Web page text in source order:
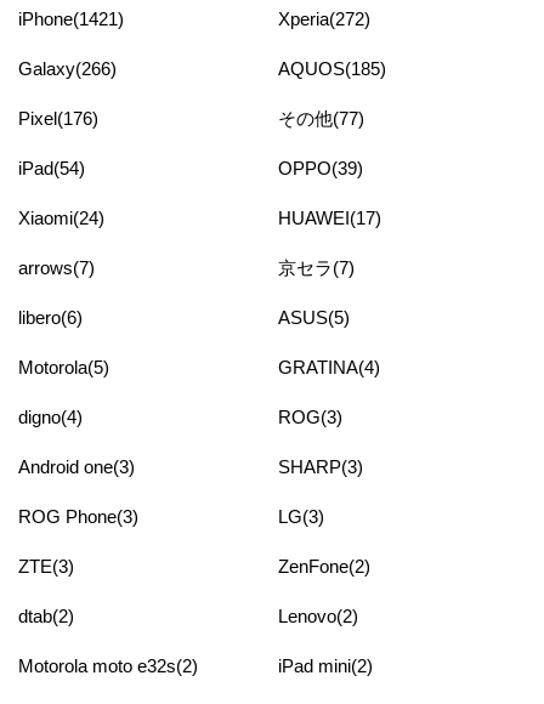
iPhone(1421) Xperia(272)
Galaxy(266) AQUOS(185)
Pixel(176) その他(77)
iPad(54) OPPO(39)
Xiaomi(24) HUAWEI(17)
arrows(7) 京セラ(7)
libero(6) ASUS(5)
Motorola(5) GRATINA(4)
digno(4) ROG(3)
Android one(3) SHARP(3)
ROG Phone(3) LG(3)
ZTE(3) ZenFone(2)
dtab(2) Lenovo(2)
Motorola moto e32s(2) iPad mini(2)